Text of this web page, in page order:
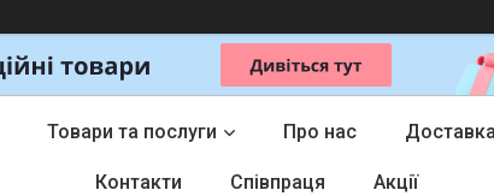
Товари та послуги Про нас
Контакти Співпраця Акції